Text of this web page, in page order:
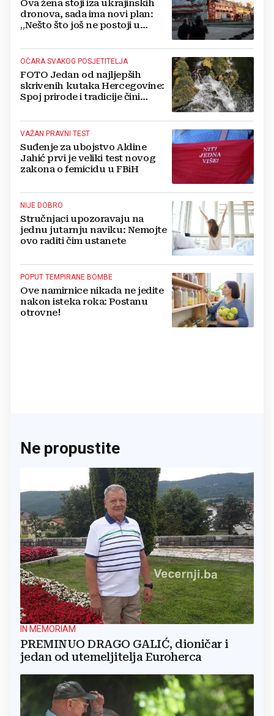
Ova žena stoji iza ukrajinskih
dronova, sada ima novi plan:
„Nešto što još ne postoji u
OČARA SVAKOG POSJETITELJA
FOTO Jedan od najljepših
skrivenih kutaka Hercegovine:
Spoj prirode i tradicije čini
destinacijom
VAŽAN PRAVNI TEST
Suđenje za ubojstvo Aldine
Jahić prvi je veliki test novog
zakona o femicidu u FBiH
NIJE DOBRO
Stručnjaci upozoravaju na
jednu jutarnju naviku: Nemojte
ovo raditi čim ustanete
POPUT TEMPIRANE BOMBE
Ove namirnice nikada ne jedite
nakon isteka roka: Postanu
otrovne!
Ne propustite
IN MEMORIAM
PREMINUO DRAGO GALIĆ, dioničar i
jedan od utemeljitelja Euroherca